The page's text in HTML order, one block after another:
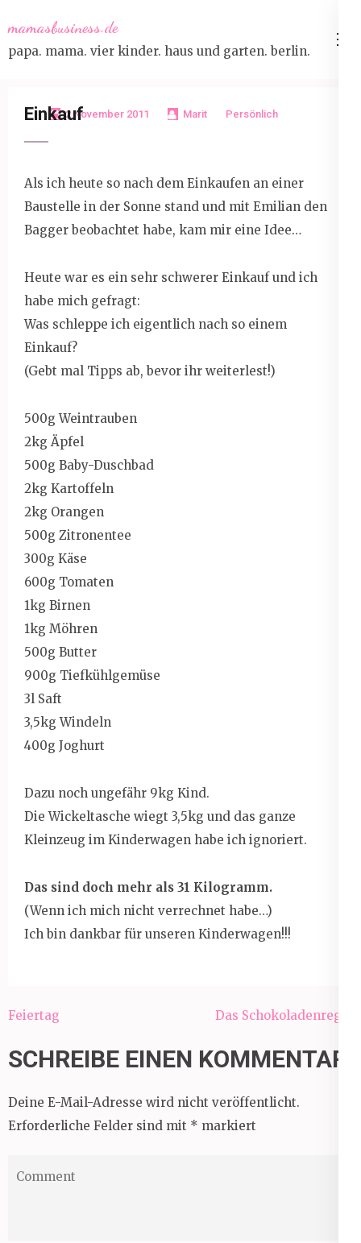
to
content
Enter)
mamasbusiness.de
papa. mama. vier kinder. haus und garten. berlin.
2 November 2011 Marit Persönlich
Einkauf
Als ich heute so nach dem Einkaufen an einer
Baustelle in der Sonne stand und mit Emilian den
Bagger beobachtet habe, kam mir eine Idee…
Heute war es ein sehr schwerer Einkauf und ich
habe mich gefragt:
Was schleppe ich eigentlich nach so einem
Einkauf?
(Gebt mal Tipps ab, bevor ihr weiterlest!)
500g Weintrauben
2kg Äpfel
500g Baby-Duschbad
2kg Kartoffeln
2kg Orangen
500g Zitronentee
300g Käse
600g Tomaten
1kg Birnen
1kg Möhren
500g Butter
900g Tiefkühlgemüse
3l Saft
3,5kg Windeln
400g Joghurt
Dazu noch ungefähr 9kg Kind.
Die Wickeltasche wiegt 3,5kg und das ganze
Kleinzeug im Kinderwagen habe ich ignoriert.
Das sind doch mehr als 31 Kilogramm.
(Wenn ich mich nicht verrechnet habe…)
Ich bin dankbar für unseren Kinderwagen!!!
Beitragsnavigation
Feiertag Das Schokoladenregal
SCHREIBE EINEN KOMMENTAR
Deine E-Mail-Adresse wird nicht veröffentlicht.
Erforderliche Felder sind mit * markiert